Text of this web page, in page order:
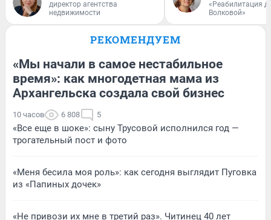
директор агентства
недвижимости
«Реабилитация
Волковой»
РЕКОМЕНДУЕМ
«Мы начали в самое нестабильное
время»: как многодетная мама из
Архангельска создала свой бизнес
10 часов 6 808 5
«Все еще в шоке»: сыну Трусовой исполнился год —
трогательный пост и фото
«Меня бесила моя роль»: как сегодня выглядит Пуговка
из «Папиных дочек»
«Не привози их мне в третий раз». Читинец 40 лет